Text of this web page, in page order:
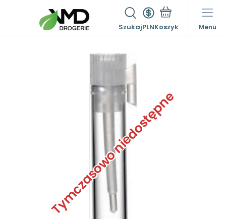
SzukajPLN Menu
Tymczasowo niedostępne